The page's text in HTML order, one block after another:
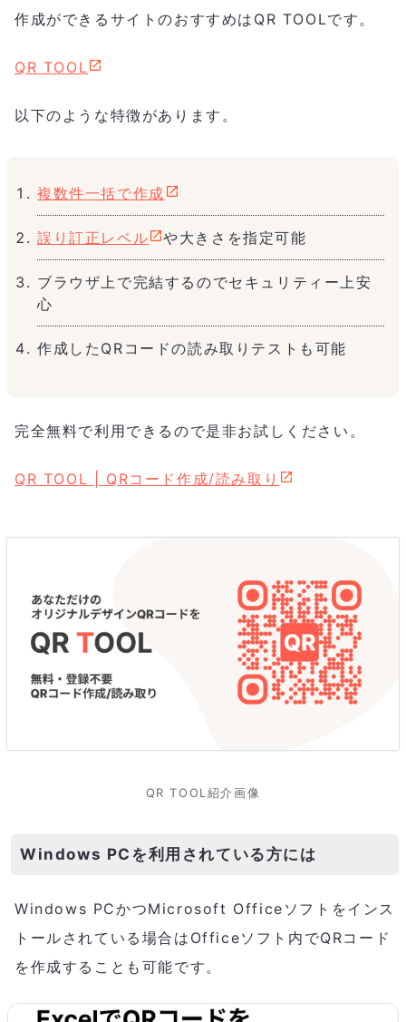
作成ができるサイトのおすすめはQR TOOLです。
QR TOOL
以下のような特徴があります。
複数件一括で作成
誤り訂正レベル や大きさを指定可能
ブラウザ上で完結するのでセキュリティー上安
心
作成したQRコードの読み取りテストも可能
完全無料で利用できるので是非お試しください。
QR TOOL | QRコード作成/読み取り
QR TOOL紹介画像
Windows PCを利用されている方には
Windows PCかつMicrosoft Officeソフトをインス
トールされている場合はOfficeソフト内でQRコード
を作成することも可能です。